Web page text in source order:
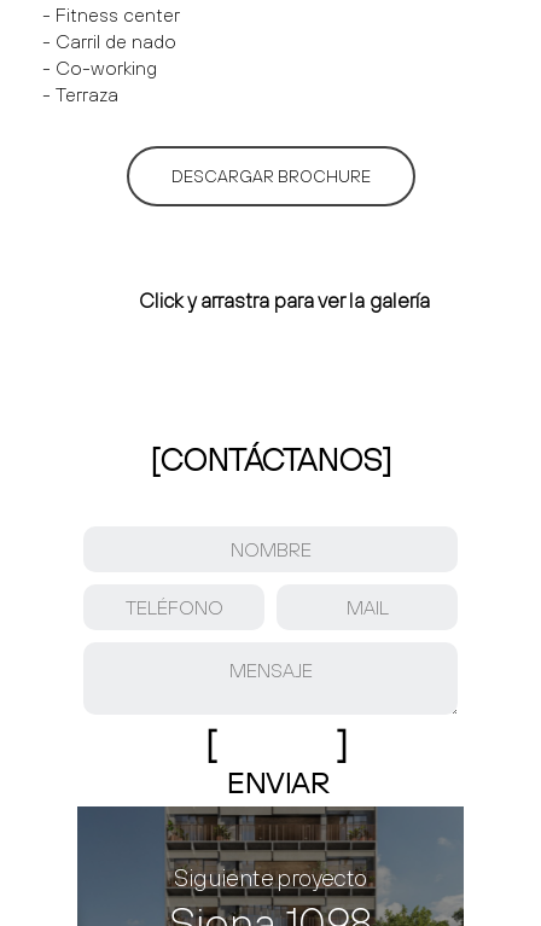
- Fitness center
- Carril de nado
- Co-working
- Terraza
DESCARGAR BROCHURE
Click y arrastra para ver la galería
[CONTÁCTANOS]
[ ]
Alternative:
Siguiente proyecto